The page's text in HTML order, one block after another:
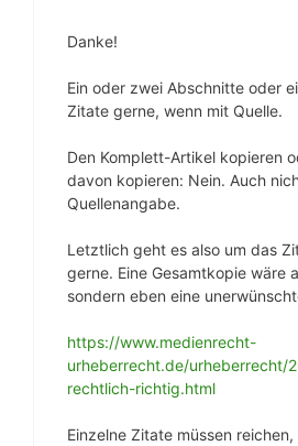
Danke!
Ein oder zwei Abschnitte oder
Zitate gerne, wenn mit Quelle.
Den Komplett-Artikel kopieren
davon kopieren: Nein. Auch
Quellenangabe.
Letztlich geht es also um das
gerne. Eine Gesamtkopie wäre
sondern eben eine
https://www.medienrecht-
urheberrecht.de/urheberrecht/
rechtlich-richtig.html
Einzelne Zitate müssen